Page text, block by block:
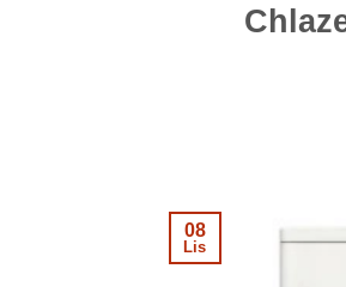
08
Lis